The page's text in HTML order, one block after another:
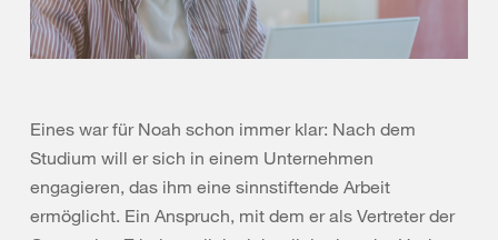
Eines war für Noah schon immer klar: Nach dem
Studium will er sich in einem Unternehmen
engagieren, das ihm eine sinnstiftende Arbeit
ermöglicht. Ein Anspruch, mit dem er als Vertreter der